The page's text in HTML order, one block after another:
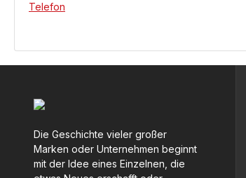
Telefon
Die Geschichte vieler großer
Marken oder Unternehmen beginnt
mit der Idee eines Einzelnen, die